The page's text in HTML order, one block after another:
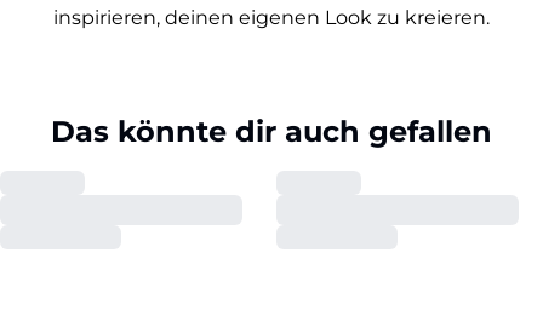
inspirieren, deinen eigenen Look zu kreieren.
Das könnte dir auch gefallen